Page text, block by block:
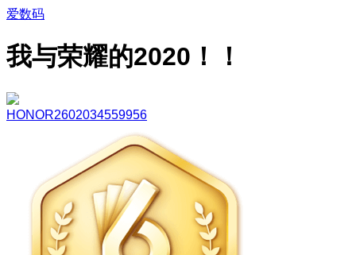
爱数码
我与荣耀的2020！！
HONOR2602034559956